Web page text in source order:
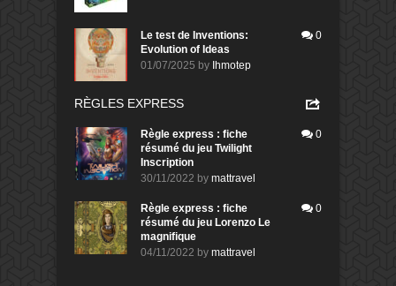
Le test de Inventions:
Evolution of Ideas
01/07/2025 by Ihmotep
0
RÈGLES EXPRESS
Règle express : fiche
résumé du jeu Twilight
Inscription
30/11/2022 by mattravel
0
Règle express : fiche
résumé du jeu Lorenzo Le
magnifique
04/11/2022 by mattravel
0